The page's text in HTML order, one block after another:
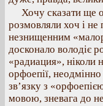
Хочу сказати ще
розмовляли хоч і не
незнищенним
досконало володіє
«радиация», ніколи
орфоепії,
зв’язку з
мовою, зневага до